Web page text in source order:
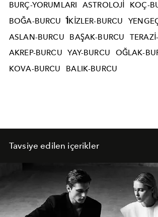
BURÇ-YORUMLARI
ASTROLOJI
KOÇ-
BOĞA-BURCU
İKIZLER-BURCU
ASLAN-BURCU
BAŞAK-BURCU
AKREP-BURCU
YAY-BURCU
OĞLAK-
KOVA-BURCU
BALIK-BURCU
Tavsiye edilen içerikler